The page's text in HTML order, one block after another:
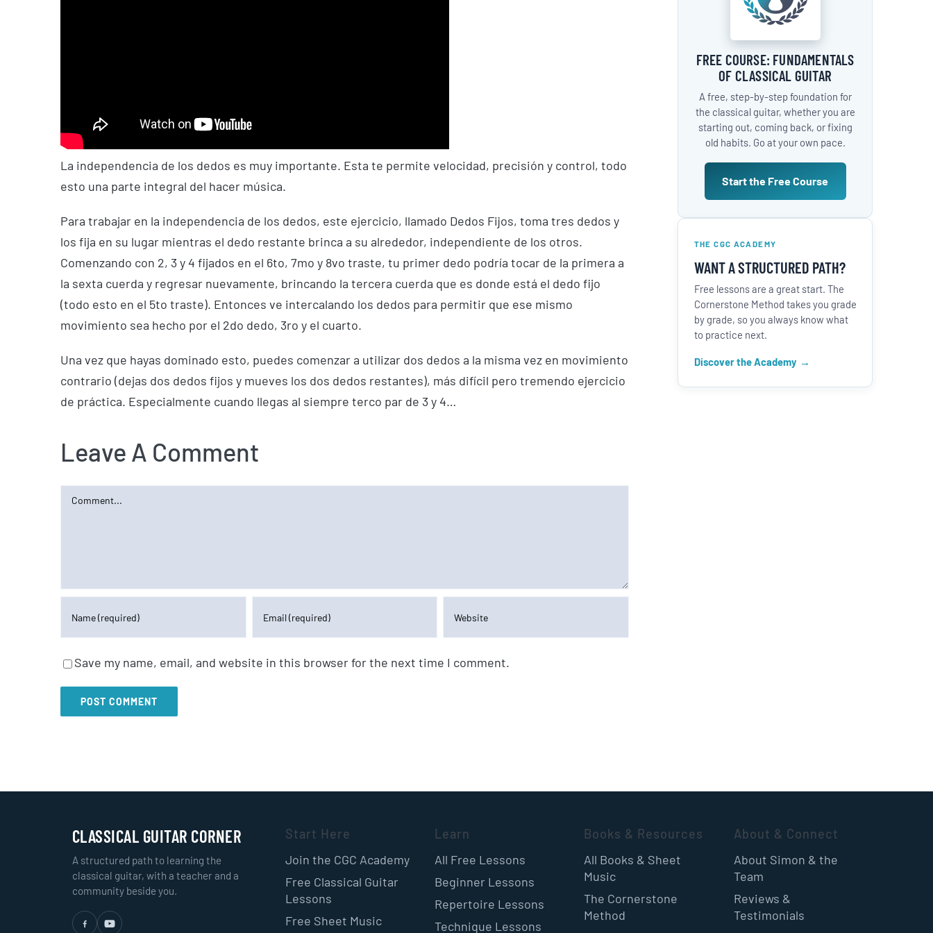
La independencia de los dedos es muy importante. Esta te permite velocidad, precisión y control, todo
esto una parte integral del hacer música.
Para trabajar en la independencia de los dedos, este ejercicio, llamado Dedos Fijos, toma tres dedos y
los fija en su lugar mientras el dedo restante brinca a su alrededor, independiente de los otros.
Comenzando con 2, 3 y 4 fijados en el 6to, 7mo y 8vo traste, tu primer dedo podría tocar de la primera a
la sexta cuerda y regresar nuevamente, brincando la tercera cuerda que es donde está el dedo fijo
(todo esto en el 5to traste). Entonces ve intercalando los dedos para permitir que ese mismo
movimiento sea hecho por el 2do dedo, 3ro y el cuarto.
Una vez que hayas dominado esto, puedes comenzar a utilizar dos dedos a la misma vez en movimiento
contrario (dejas dos dedos fijos y mueves los dos dedos restantes), más difícil pero tremendo ejercicio
de práctica. Especialmente cuando llegas al siempre terco par de 3 y 4…
Leave A Comment
Comment
Save my name, email, and website in this browser for the next time I comment.
FREE COURSE: FUNDAMENTALS
OF CLASSICAL GUITAR
A free, step-by-step foundation for
the classical guitar, whether you are
starting out, coming back, or fixing
old habits. Go at your own pace.
Start the Free Course
THE CGC ACADEMY
WANT A STRUCTURED PATH?
Free lessons are a great start. The
Cornerstone Method takes you grade
by grade, so you always know what
to practice next.
Discover the Academy
CLASSICAL GUITAR CORNER
A structured path to learning the
classical guitar, with a teacher and a
community beside you.
Start Here
Join the CGC Academy
Free Classical Guitar
Lessons
Free Sheet Music
Learn
All Free Lessons
Beginner Lessons
Repertoire Lessons
Technique Lessons
Books & Resources
All Books & Sheet
Music
The Cornerstone
Method
About & Connect
About Simon & the
Team
Reviews &
Testimonials